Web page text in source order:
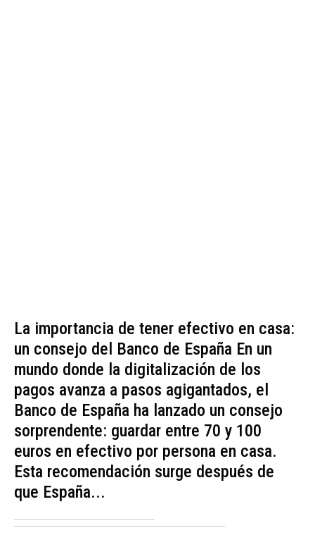
La importancia de tener efectivo en casa:
un consejo del Banco de España En un
mundo donde la digitalización de los
pagos avanza a pasos agigantados, el
Banco de España ha lanzado un consejo
sorprendente: guardar entre 70 y 100
euros en efectivo por persona en casa.
Esta recomendación surge después de
que España...